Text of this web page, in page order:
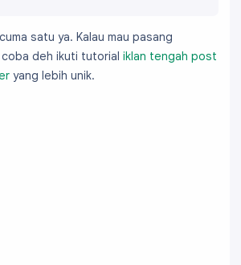
satu ya. Kalau mau pasang
deh ikuti tutorial iklan tengah post
yang lebih unik.